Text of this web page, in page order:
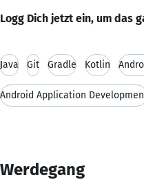
Logg Dich jetzt ein, um das
Java Git Gradle Kotlin
Android Application
Werdegang